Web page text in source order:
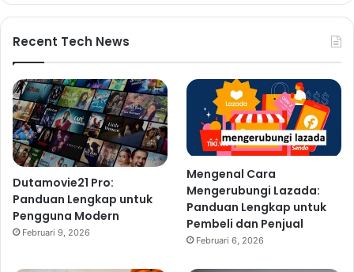
Recent Tech News
Dutamovie21 Pro:
Panduan Lengkap untuk
Pengguna Modern
Februari 9, 2026
Mengenal Cara
Mengerubungi Lazada:
Panduan Lengkap untuk
Pembeli dan Penjual
Februari 6, 2026